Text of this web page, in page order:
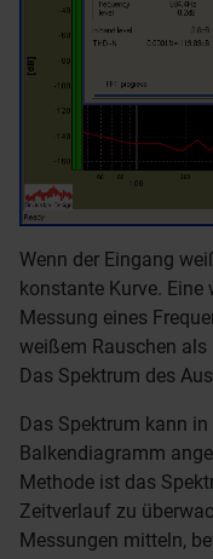
Wenn der Eingang
konstante Kurve. Eine
Messung eines
weißem Rauschen
Das Spektrum des
Das Spektrum kann
Balkendiagramm
Methode ist das
Zeitverlauf zu
Messungen mitteln,